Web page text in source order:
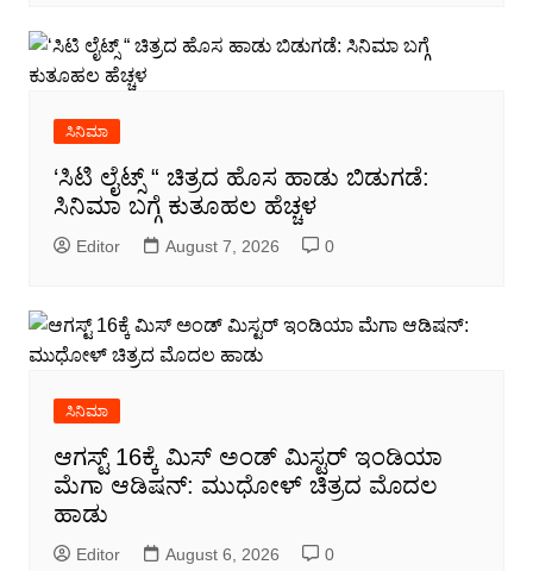
ಸಿನಿಮಾ
‘ಸಿಟಿ ಲೈಟ್ಸ್ “ ಚಿತ್ರದ ಹೊಸ ಹಾಡು ಬಿಡುಗಡೆ:
ಸಿನಿಮಾ ಬಗ್ಗೆ ಕುತೂಹಲ ಹೆಚ್ಚಳ
Editor August 7, 2026 0
ಸಿನಿಮಾ
ಆಗಸ್ಟ್ 16ಕ್ಕೆ ಮಿಸ್ ಅಂಡ್ ಮಿಸ್ಟರ್ ಇಂಡಿಯಾ
ಮೆಗಾ ಆಡಿಷನ್: ಮುಧೋಳ್ ಚಿತ್ರದ ಮೊದಲ
ಹಾಡು
Editor August 6, 2026 0